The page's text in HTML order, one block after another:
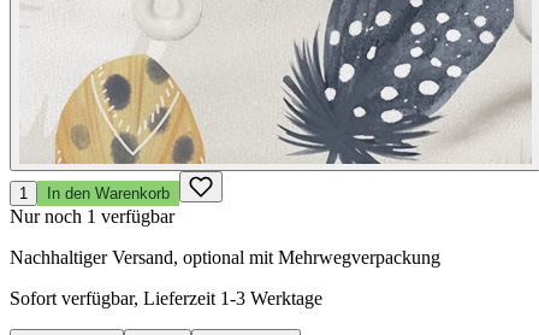
1 In den Warenkorb
Nur noch 1 verfügbar
Nachhaltiger Versand, optional mit Mehrwegverpackung
Sofort verfügbar, Lieferzeit 1-3 Werktage